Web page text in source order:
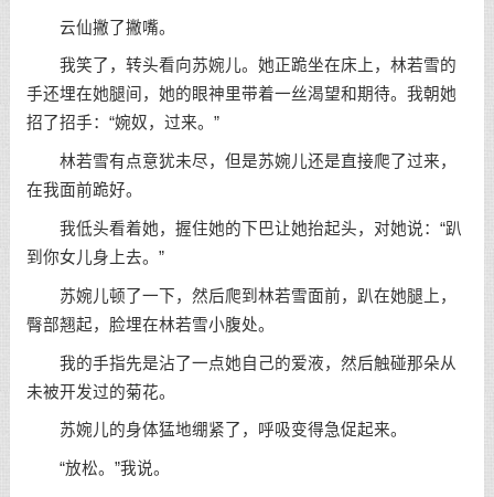
云仙撇了撇嘴。
我笑了，转头看向苏婉儿。她正跪坐在床上，林若雪的
手还埋在她腿间，她的眼神里带着一丝渴望和期待。我朝她
招了招手：“婉奴，过来。”
林若雪有点意犹未尽，但是苏婉儿还是直接爬了过来，
在我面前跪好。
我低头看着她，握住她的下巴让她抬起头，对她说：“趴
到你女儿身上去。”
苏婉儿顿了一下，然后爬到林若雪面前，趴在她腿上，
臀部翘起，脸埋在林若雪小腹处。
我的手指先是沾了一点她自己的爱液，然后触碰那朵从
未被开发过的菊花。
苏婉儿的身体猛地绷紧了，呼吸变得急促起来。
“放松。”我说。